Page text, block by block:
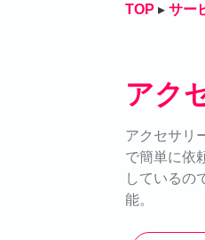
TOP ▸ サー
アク
アクセサリ
で簡単に依
しているの
能。